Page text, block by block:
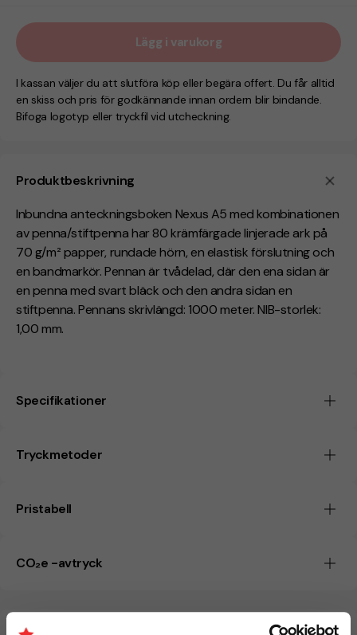
Produktbeskrivning
Inbundna anteckningsboken Nexus A5 med kombinationen
av penna/stiftpenna har 80 krämfärgade linjerade ark på
70 g/m² papper, rundade hörn, en elastisk förslutning och
en bandmarkör. Pennan är tvådelad, där den ena sidan är
en penna med svart bläck och den andra sidan en
stiftpenna. Pennans skrivlängd: 1000 meter. NIB-storlek:
1,00 mm.
Specifikationer
Tryckmetoder
Pristabell
CO₂e -avtryck
Lägg i varukorg
I kassan väljer du att slutföra köp eller begära offert. Du får alltid
en skiss och pris för godkännande innan ordern blir bindande.
Bifoga logotyp eller tryckfil vid utcheckning.
6 arbetsdagar